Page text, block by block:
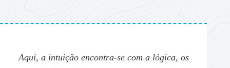
Aqui, a intuição encontra-se com a lógica, os